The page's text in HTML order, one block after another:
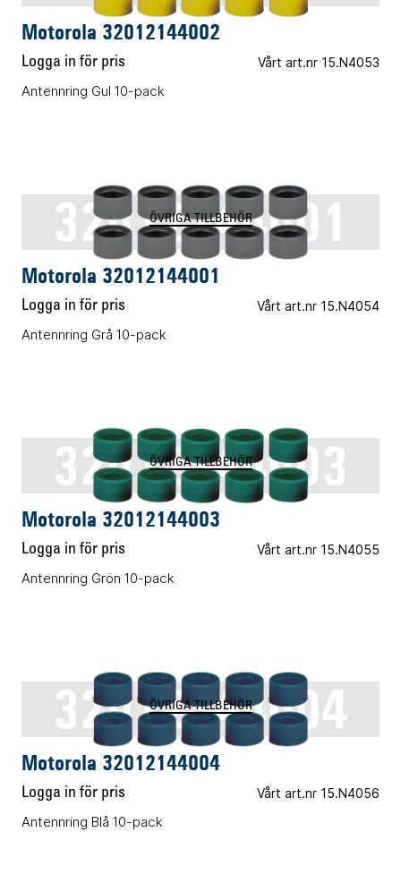
Motorola 32012144002
Logga in för pris Vårt art.nr 15.N4053
Antennring Gul 10-pack
32012144001
ÖVRIGA TILLBEHÖR
Motorola 32012144001
Logga in för pris Vårt art.nr 15.N4054
Antennring Grå 10-pack
32012144003
ÖVRIGA TILLBEHÖR
Motorola 32012144003
Logga in för pris Vårt art.nr 15.N4055
Antennring Grön 10-pack
32012144004
ÖVRIGA TILLBEHÖR
Motorola 32012144004
Logga in för pris Vårt art.nr 15.N4056
Antennring Blå 10-pack